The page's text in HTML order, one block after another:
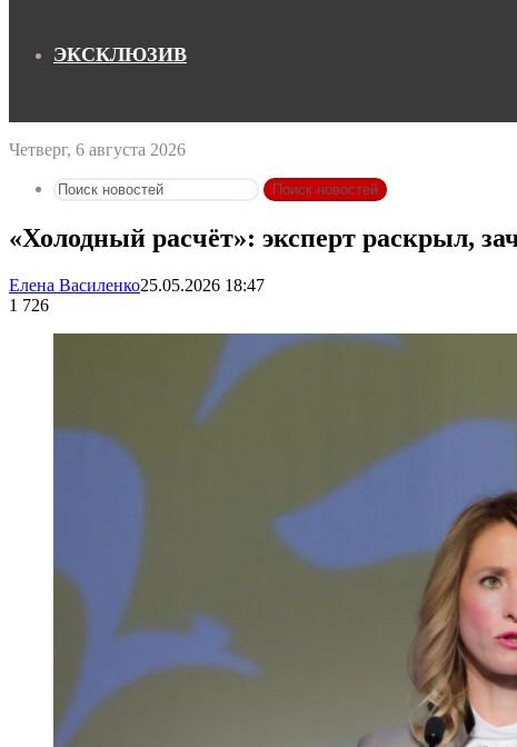
ЭКСКЛЮЗИВ
Четверг, 6 августа 2026
Поиск новостей
«Холодный расчёт»: эксперт раскрыл,
Елена Василенко25.05.2026 18:47
1 726